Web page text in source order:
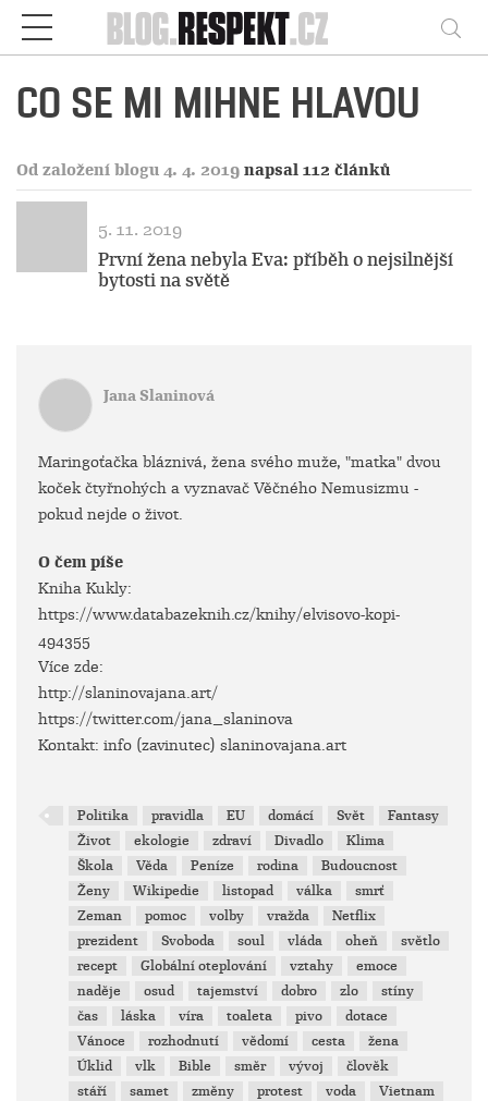
Respekt
CO SE MI MIHNE HLAVOU
Od založení blogu 4. 4. 2019 napsal 112 článků
5. 11. 2019
První žena nebyla Eva: příběh o nejsilnější
bytosti na světě
Jana Slaninová
Maringoťačka bláznivá, žena svého muže, "matka" dvou
koček čtyřnohých a vyznavač Věčného Nemusizmu -
pokud nejde o život.
O čem píše
Kniha Kukly:
https://www.databazeknih.cz/knihy/elvisovo-kopi-
494355
Více zde:
http://slaninovajana.art/
https://twitter.com/jana_slaninova
Kontakt: info (zavinutec) slaninovajana.art
Politika pravidla EU domácí Svět
Fantasy
Život
ekologie zdraví Divadlo
Klima
Škola
Věda Peníze rodina
Budoucnost
Ženy
Wikipedie listopad válka
smrť
Zeman
pomoc volby vražda
Netflix
prezident
Svoboda soul vláda oheň
světlo
recept
Globální oteplování vztahy
emoce
naděje
osud tajemství dobro zlo
stíny
čas
láska víra toaleta pivo
dotace
Vánoce
rozhodnutí vědomí cesta
žena
Úklid
vlk Bible směr vývoj
člověk
stáří
samet změny protest voda
Vietnam